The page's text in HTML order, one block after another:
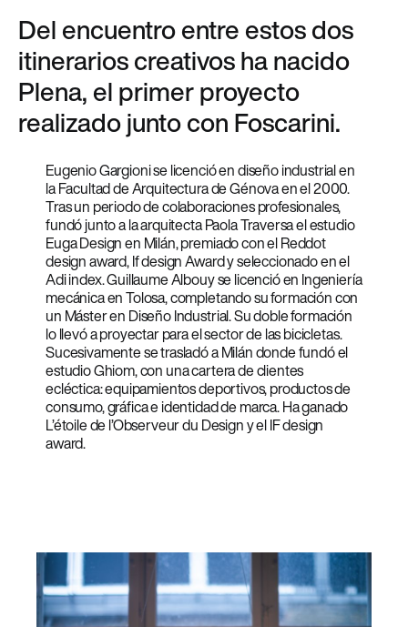
Del encuentro entre estos dos
itinerarios creativos ha nacido
Plena, el primer proyecto
realizado junto con Foscarini.
Eugenio Gargioni se licenció en diseño industrial en
la Facultad de Arquitectura de Génova en el 2000.
Tras un periodo de colaboraciones profesionales,
fundó junto a la arquitecta Paola Traversa el estudio
Euga Design en Milán, premiado con el Reddot
design award, If design Award y seleccionado en el
Adi index. Guillaume Albouy se licenció en Ingeniería
mecánica en Tolosa, completando su formación con
un Máster en Diseño Industrial. Su doble formación
lo llevó a proyectar para el sector de las bicicletas.
Sucesivamente se trasladó a Milán donde fundó el
estudio Ghiom, con una cartera de clientes
ecléctica: equipamientos deportivos, productos de
consumo, gráfica e identidad de marca. Ha ganado
L’étoile de l’Observeur du Design y el IF design
award.